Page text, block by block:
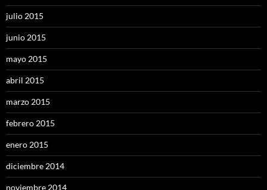
julio 2015
junio 2015
mayo 2015
abril 2015
marzo 2015
febrero 2015
enero 2015
diciembre 2014
noviembre 2014